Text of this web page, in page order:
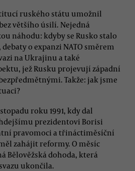
ruského státu umožnil
většího úsilí. Nejedná
náhodu: kdyby se Rusko stalo
o expanzi NATO směrem
na Ukrajinu a také
jež Rusku projevují západní
Takže: jak jsme
roku 1991, kdy dal
prezidentovi Borisi
pravomoci a třináctiměsíční
zahájit reformy. O měsíc
Bělověžská dohoda, která
ukončila.